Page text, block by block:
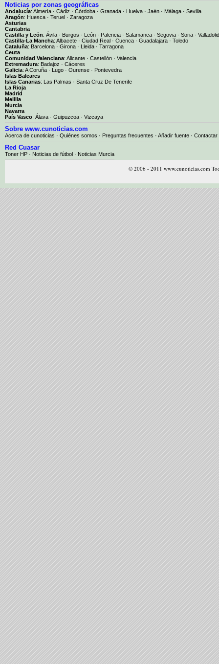
Noticias por zonas geográficas
Andalucía: Almería · Cádiz · Córdoba · Granada · Huelva · Jaén · Málaga · Sevilla
Aragón: Huesca · Teruel · Zaragoza
Asturias
Cantabria
Castilla y León: Ávila · Burgos · León · Palencia · Salamanca · Segovia · Soria · Valladolid
Castilla-La Mancha: Albacete · Ciudad Real · Cuenca · Guadalajara · Toledo
Cataluña: Barcelona · Girona · Lleida · Tarragona
Ceuta
Comunidad Valenciana: Alicante · Castellón · Valencia
Extremadura: Badajoz · Cáceres
Galicia: A Coruña · Lugo · Ourense · Pontevedra
Islas Baleares
Islas Canarias: Las Palmas · Santa Cruz De Tenerife
La Rioja
Madrid
Melilla
Murcia
Navarra
País Vasco: Álava · Guipuzcoa · Vizcaya
Sobre www.cunoticias.com
Acerca de cunoticias · Quiénes somos · Preguntas frecuentes · Añadir fuente · Contactar
Red Cuasar
Toner HP · Noticias de fútbol · Noticias Murcia
© 2006 - 2011 www.cunoticias.com